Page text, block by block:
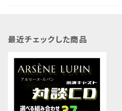
最近チェックした商品